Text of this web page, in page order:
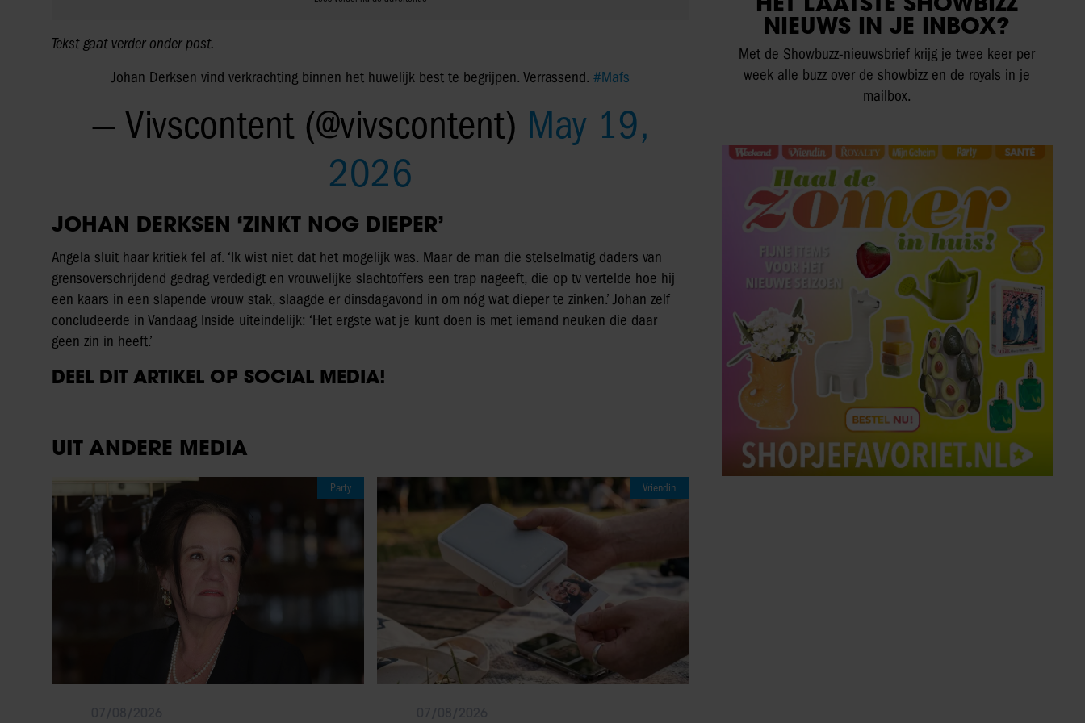
Tekst gaat verder onder post.
Johan Derksen vind verkrachting binnen het huwelijk best te begrijpen. Verrassend. #Mafs
— Vivscontent (@vivscontent) May 19,
2026
JOHAN DERKSEN ‘ZINKT NOG DIEPER’
Angela sluit haar kritiek fel af. ‘Ik wist niet dat het mogelijk was. Maar de man die stelselmatig daders van
grensoverschrijdend gedrag verdedigt en vrouwelijke slachtoffers een trap nageeft, die op tv vertelde hoe hij
een kaars in een slapende vrouw stak, slaagde er dinsdagavond in om nóg wat dieper te zinken.’ Johan zelf
concludeerde in Vandaag Inside uiteindelijk: ‘Het ergste wat je kunt doen is met iemand neuken die daar
geen zin in heeft.’
DEEL DIT ARTIKEL OP SOCIAL MEDIA!
UIT ANDERE MEDIA
Party Vriendin
NIEUWS IN JE INBOX?
Met de Showbuzz-nieuwsbrief krijg je twee keer per
week alle buzz over de showbizz en de royals in je
mailbox.